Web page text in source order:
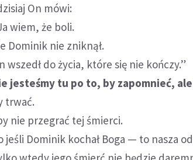
On mówi:
wiem, że boli.
Dominik nie zniknął.
wszedł do życia, które się nie kończy.”
jesteśmy tu po to, by zapomnieć,
trwać.
nie przegrać tej śmierci.
jeśli Dominik kochał Boga — to nasza